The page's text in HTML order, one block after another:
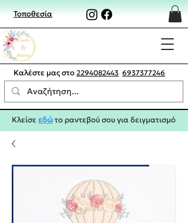
Τοποθεσία
Καλέστε μας στο 2294082443 6937377246
Κλείσεεδώτο ραντεβού σου για δειγματισμό